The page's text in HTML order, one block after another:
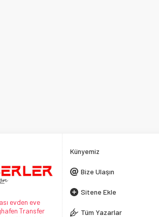
evden eve
Transfer
Künyemiz
Bize Ulaşın
Sitene Ekle
Tüm Yazarlar